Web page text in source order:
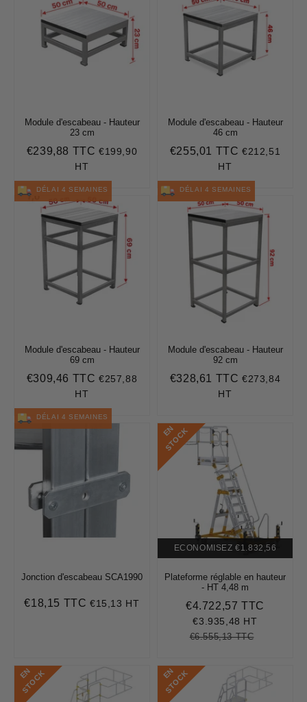
Module d'escabeau - Hauteur
23 cm
Prix
€239,88 TTC €239,88
€199,90
HT
Module d'escabeau - Hauteur
46 cm
Prix
€255,01 TTC €255,01
€212,51
HT
DÉLAI 4 SEMAINES
Module d'escabeau - Hauteur
69 cm
Prix
€309,46 TTC €309,46
€257,88
HT
DÉLAI 4 SEMAINES
Module d'escabeau - Hauteur
92 cm
Prix
€328,61 TTC €328,61
€273,84
HT
DÉLAI 4 SEMAINES
Jonction d'escabeau SCA1990
Prix
€18,15 TTC€18,15
€15,13 HT
E
N
S
T
O
C
K
ECONOMISEZ €1.832,56
Plateforme réglable en hauteur
- HT 4,48 m
Prix
réduit
€4.722,57 TTC
€3.935,48 HT
Prix
€6.555,13 TTC€6.555,13
E
N
S
T
O
C
K E
N
S
T
O
C
K